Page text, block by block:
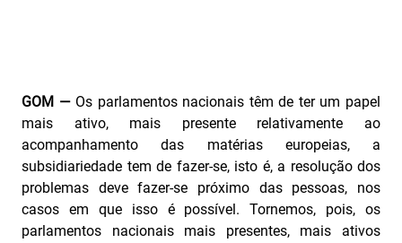
GOM — Os parlamentos nacionais têm de ter um papel
mais ativo, mais presente relativamente ao
acompanhamento das matérias europeias, a
subsidiariedade tem de fazer-se, isto é, a resolução dos
problemas deve fazer‑se próximo das pessoas, nos
casos em que isso é possível. Tornemos, pois, os
parlamentos nacionais mais presentes, mais ativos